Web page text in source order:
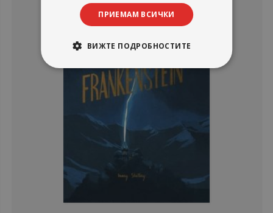
ПРИЕМАМ ВСИЧКИ
ВИЖТЕ ПОДРОБНОСТИТЕ